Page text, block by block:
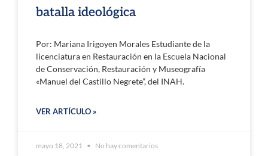
batalla ideológica
Por: Mariana Irigoyen Morales Estudiante de la
licenciatura en Restauración en la Escuela Nacional
de Conservación, Restauración y Museografía
«Manuel del Castillo Negrete”, del INAH.
VER ARTÍCULO »
mayo 18, 2021 No hay comentarios